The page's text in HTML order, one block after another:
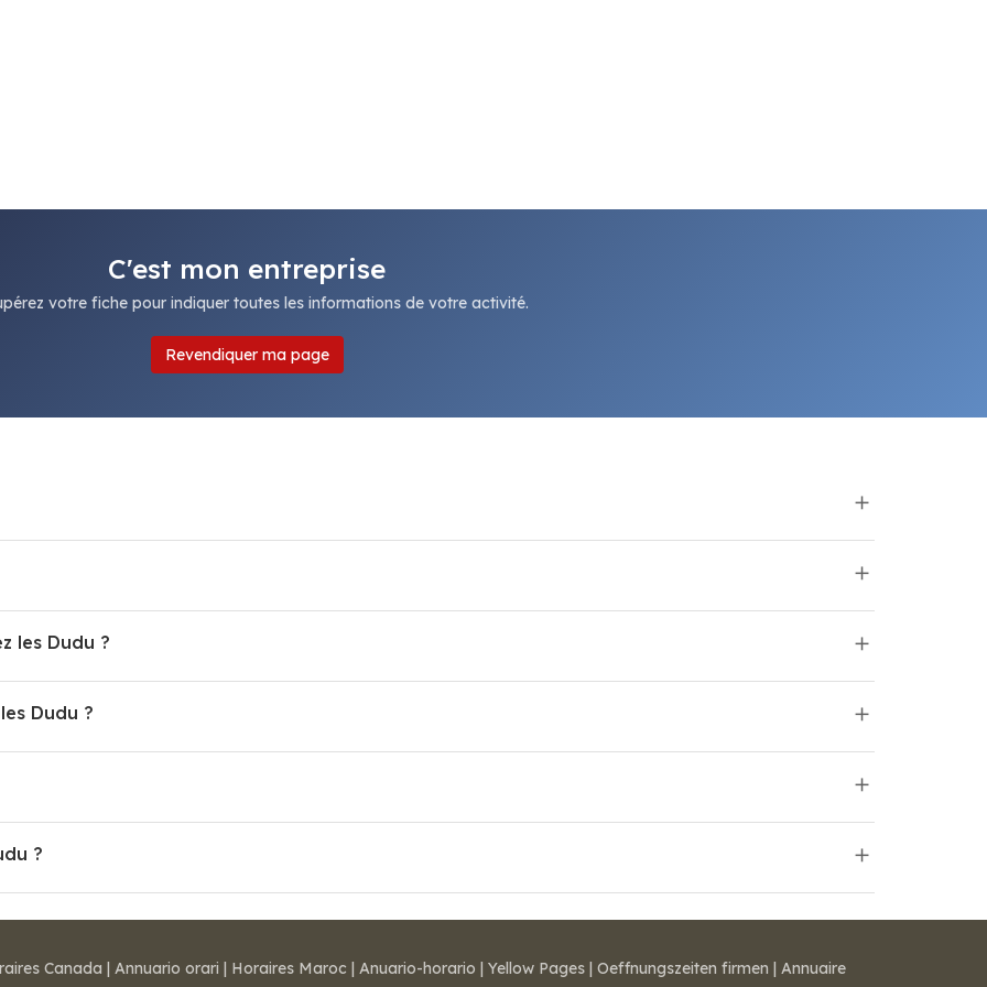
C'est mon entreprise
votre fiche pour indiquer toutes les informations de votre activité.
Revendiquer ma page
les Dudu ?
Dudu ?
?
Canada | Annuario orari | Horaires Maroc | Anuario-horario | Yellow Pages | Oeffnungszeiten firmen | Annuaire